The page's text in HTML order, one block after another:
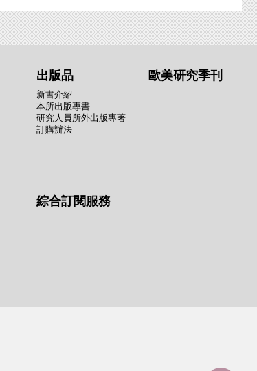
出版品
新書介紹
本所出版專書
研究人員所外出版專著
訂購辦法
歐美研究季刊
綜合訂閱服務